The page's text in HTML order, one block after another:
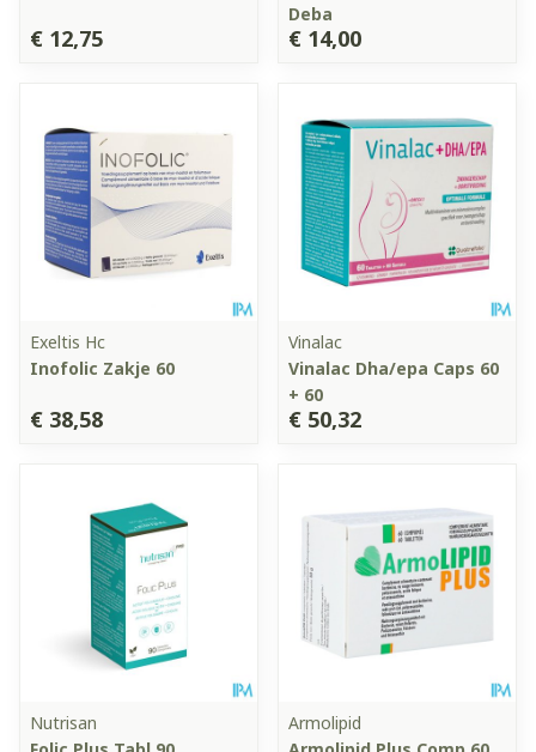
€ 12,75
Deba
€ 14,00
Exeltis Hc
Inofolic Zakje 60
€ 38,58
Vinalac
Vinalac Dha/epa Caps 60
+ 60
€ 50,32
Nutrisan
Armolipid